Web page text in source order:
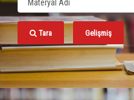
Tara Gelişmiş